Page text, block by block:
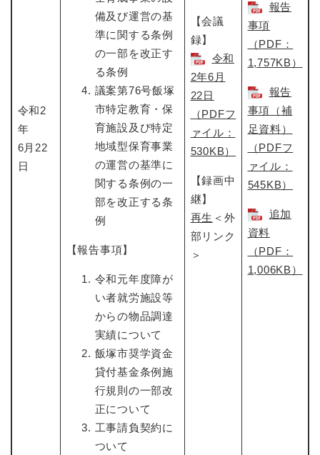
令和2
年
6月22
日
備及び運営の基
準に関する条例
の一部を改正す
る条例
議案第76号飯塚
市特定教育・保
育施設及び特定
地域型保育事業
の運営の基準に
関する条例の一
部を改正する条
例
【報告事項】
令和元年度障が
い者就労施設等
からの物品調達
実績について
飯塚市奨学資金
貸付基金条例施
行規則の一部改
正について
工事請負契約に
ついて
【会議
録】
令和
2年6月
22日​
（PDFフ
ァイル：
530KB）
【録画中
継】
再生 ＜外
部リンク
＞
報告
事項
（PDF：
1,757KB）
報告
事項（補
足資料）
（PDFフ
ァイル：
545KB）
追加
資料
（PDF：
1,006KB）